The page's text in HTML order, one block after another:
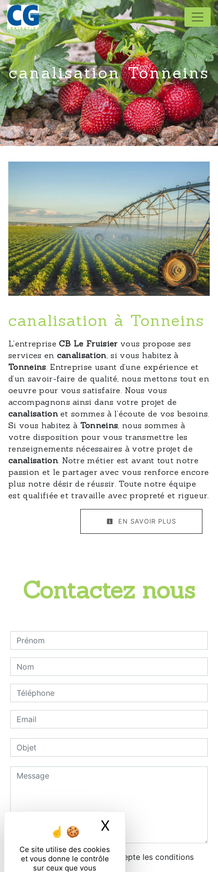
Panneau de gestion des cookies
Ce site utilise des cookies
et vous donne le contrôle
sur ceux que vous
X
canalisation Tonneins
canalisation à Tonneins
L’entrepriseCB Le Fruisiervous propose ses
services en canalisation, si vous habitez à
Tonneins. Entreprise usant d’une expérience et
d’un savoir-faire de qualité, nous mettons tout en
oeuvre pour vous satisfaire. Nous vous
accompagnons ainsi dans votre projet de
canalisationet sommes à l’écoute de vos besoins.
Si vous habitez à Tonneins, nous sommes à
votre disposition pour vous transmettre les
renseignements nécessaires à votre projet de
canalisation. Notre métier est avant tout notre
passion et le partager avec vous renforce encore
plus notre désir de réussir. Toute notre équipe
est qualifiée et travaille avec propreté et rigueur.
EN SAVOIR PLUS
Contactez nous
En cochant cette case, j'accepte les conditions
particulières ci-dessous **